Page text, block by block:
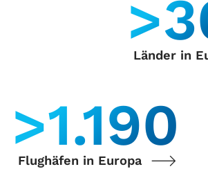
>
Länder in
>1.400
Flughäfen in Europa